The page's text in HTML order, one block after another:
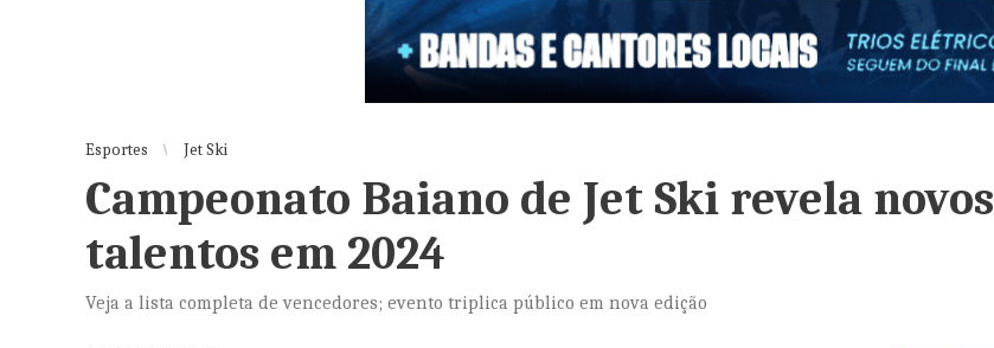
Esportes Jet Ski
Campeonato Baiano de Jet Ski revela novos
talentos em 2024
Veja a lista completa de vencedores; evento triplica público em nova edição